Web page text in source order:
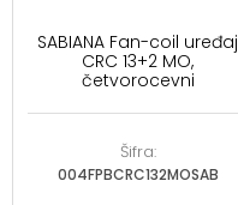
SABIANA Fan-coil uređaj
CRC 13+2 MO,
četvorocevni
Šifra:
004FPBCRC132MOSAB